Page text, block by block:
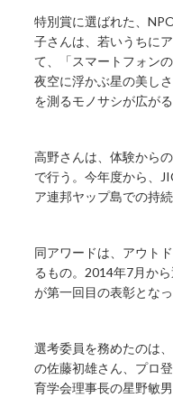
特別賞に選ばれた、
子さんは、若いうちに
て、「スマートフォン
夜空に浮かぶ星の美し
を測るモノサシが広がる
高野さんは、体験から
で行う。今年度から、
ア連邦ヤップ島での持
同アワードは、アウト
るもの。2014年7月か
が第一回目の表彰となっ
選考委員を務めたのは
の佐藤初雄さん、プロ
育学会理事長の星野敏